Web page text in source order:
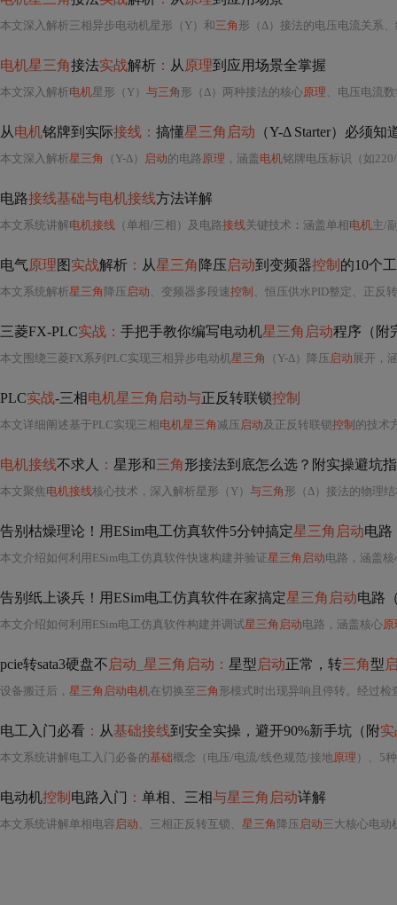
本文深入解析三相异步电动机星形（Y）和三角 形（Δ）接法的电压电流关系、
电机星三角接法实战解析 ： 从 原理到应用场景全掌握
本文深入解析电机星形（Y） 与三角 形（Δ）两种接法的核心原理 、电压电流
从电机铭牌到实际接线： 搞懂星三角启动 （Y-Δ Starter）必须知
本文深入解析星三角 （Y-Δ） 启动的电路原理 ，涵盖 电机铭牌电压标识（如
电路接线基础与电机接线方法详解
本文系统讲解电机接线 （单相/三相）及电路接线关键技术 ： 涵盖单相 电机主/
电气原理图 实战解析 ： 从星三角 降压 启动到变频器控制 的10个
本文系统解析星三角 降压 启动 、变频器多段速控制 、恒压供水PID整定、正反转互锁、信号抗干扰、安全继电器回路、伺服电子齿轮比
三菱FX-PLC实战： 手把手教你编写电动机星三角启动程序（附
本文围绕三菱FX系列PLC实现三相异步电动机星三角 （Y-Δ）降压 启动 展开，
PLC实战-三相电机星三角启动与正反转联锁控制
本文详细阐述基于PLC实现三相 电机星三角 减压 启动及正反转联锁控制 的技术
电机接线不求人 ： 星形和三角形接法到底怎么选？附实操避坑
本文聚焦 电机接线核心技术，深入解析星形（Y） 与三角 形（Δ）接法的物理结构
告别枯燥理论！用ESim电工仿真软件5分钟搞定星三角启动电路
本文介绍如何利用ESim电工仿真软件快速构建并验证星三角启动电路，涵盖核
告别纸上谈兵！用ESim电工仿真软件在家搞定星三角启动电路
本文介绍如何利用ESim电工仿真软件构建并调试星三角启动电路，涵盖核心原
pcie转sata3硬盘不 启动_星三角启动： 星型 启动正常，转三角型
设备搬迁后， 星三角启动电机在切换至三角 形模式时出现异响且停转。经过检查发现，由于之
电工入门必看 ： 从基础接线到安全实操，避开90%新手坑（附
本文系统讲解电工入门必备的基础概念（电压/电流/线色规范/接地原理 ）、5种核
电动机控制 电路入门 ： 单相、三相与星三角启动详解
本文系统讲解单相电容 启动 、三相正反转互锁、 星三角 降压 启动三大核心电动